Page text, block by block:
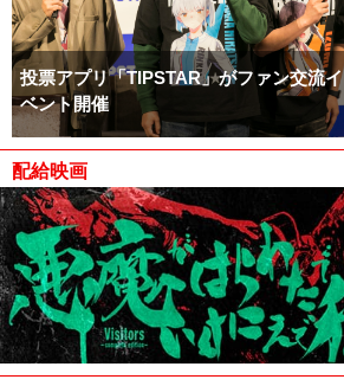
投票アプリ「TIPSTAR」がファン交流イ
ベント開催
配給映画